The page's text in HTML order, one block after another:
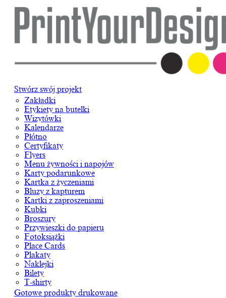
Stwórz swój projekt
Zakładki
Etykiety na butelki
Wizytówki
Kalendarze
Płótno
Certyfikaty
Flyers
Menu żywności i napojów
Karty podarunkowe
Kartka z życzeniami
Bluzy z kapturem
Kartki z zaproszeniami
Kubki
Broszury
Przywieszki do papieru
Fotoksiążki
Place Cards
Plakaty
Naklejki
Bilety
T-shirty
Gotowe produkty drukowane